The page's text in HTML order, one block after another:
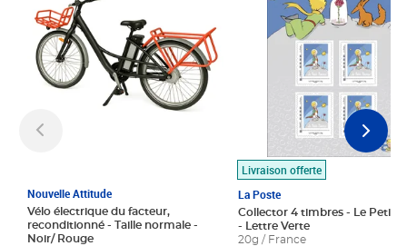
Nouvelle Attitude
Vélo électrique du facteur,
reconditionné - Taille normale -
Noir/ Rouge
Livraison offerte
La Poste
Collector 4 timbres - Le Petit
- Lettre Verte
20g / France